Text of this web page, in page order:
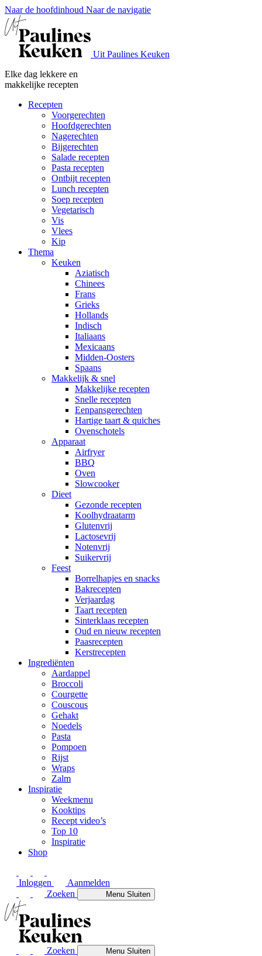
Naar de hoofdinhoud Naar de navigatie
Uit Paulines Keuken
Elke dag lekkere en
makkelijke recepten
Recepten
Voorgerechten
Hoofdgerechten
Nagerechten
Bijgerechten
Salade recepten
Pasta recepten
Ontbijt recepten
Lunch recepten
Soep recepten
Vegetarisch
Vis
Vlees
Kip
Thema
Keuken
Aziatisch
Chinees
Frans
Grieks
Hollands
Indisch
Italiaans
Mexicaans
Midden-Oosters
Spaans
Makkelijk & snel
Makkelijke recepten
Snelle recepten
Eenpansgerechten
Hartige taart & quiches
Ovenschotels
Apparaat
Airfryer
BBQ
Oven
Slowcooker
Dieet
Gezonde recepten
Koolhydraatarm
Glutenvrij
Lactosevrij
Notenvrij
Suikervrij
Feest
Borrelhapjes en snacks
Bakrecepten
Verjaardag
Taart recepten
Sinterklaas recepten
Oud en nieuw recepten
Paasrecepten
Kerstrecepten
Ingrediënten
Aardappel
Broccoli
Courgette
Couscous
Gehakt
Noedels
Pasta
Pompoen
Rijst
Wraps
Zalm
Inspiratie
Weekmenu
Kooktips
Recept video’s
Top 10
Inspiratie
Shop
Inloggen
Aanmelden
Zoeken
MenuSluiten
Zoeken MenuSluiten